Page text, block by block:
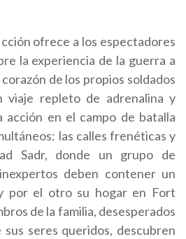
ofrece a los espectadores
la experiencia de la guerra a
de los propios soldados
viaje repleto de adrenalina y
acción en el campo de batalla
las calles frenéticas y
Sadr, donde un grupo de
deben contener un
por el otro su hogar en Fort
de la familia, desesperados
seres queridos, descubren